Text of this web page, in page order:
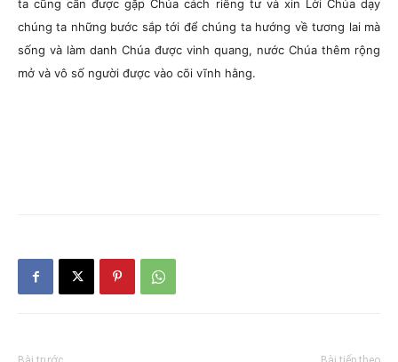
ta cũng cần được gặp Chúa cách riêng tư và xin Lời Chúa dạy
chúng ta những bước sắp tới để chúng ta hướng về tương lai mà
sống và làm danh Chúa được vinh quang, nước Chúa thêm rộng
mở và vô số người được vào cõi vĩnh hằng.